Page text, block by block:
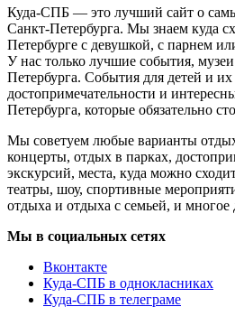
Куда-СПБ — это лучший сайт о
Санкт-Петербурга. Мы знаем куда
Петербурге с девушкой, с парнем
У нас только лучшие события,
Петербурга. События для детей и
достопримечательности и
Петербурга, которые обязательно
Мы советуем любые варианты
концерты, отдых в парках,
экскурсий, места, куда можно
театры, шоу, спортивные
отдыха и отдыха с семьей, и многое
Мы в социальных сетях
Вконтакте
Куда-СПБ в однокласниках
Куда-СПБ в телеграме